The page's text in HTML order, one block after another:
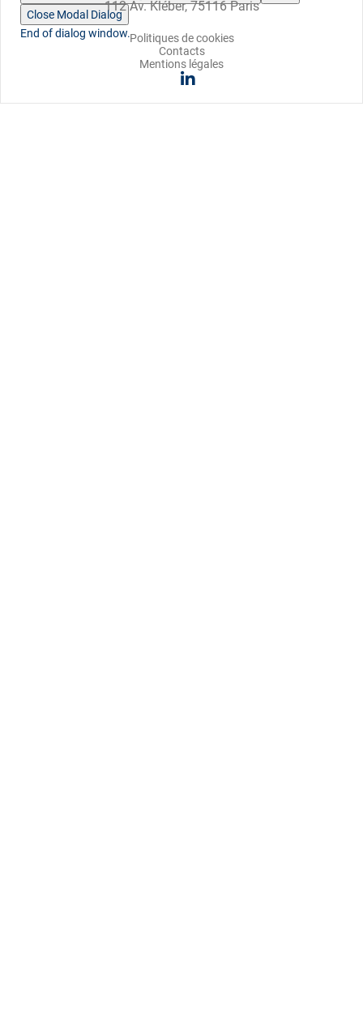
Close Modal Dialog
End of dialog window.
112 Av. Kléber, 75116 Paris
Politiques de cookies
Contacts
Mentions légales